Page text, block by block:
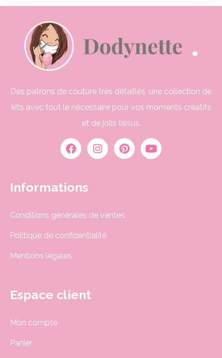
Des patrons de couture très détaillés, une collection de
kits avec tout le nécessaire pour vos moments créatifs
et de jolis tissus.
Informations
Conditions générales de ventes
Politique de confidentialité
Mentions légales
Espace client
Mon compte
Panier